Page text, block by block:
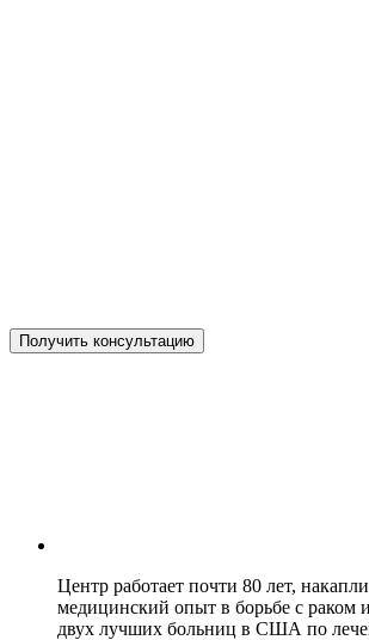
Получить консультацию
Центр работает почти 80 лет,
медицинский опыт в борьбе с раком
двух лучших больниц в США по